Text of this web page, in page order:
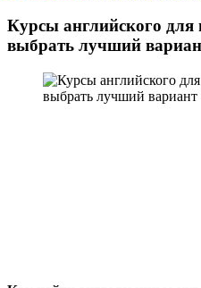
Курсы английского для
выбрать лучший